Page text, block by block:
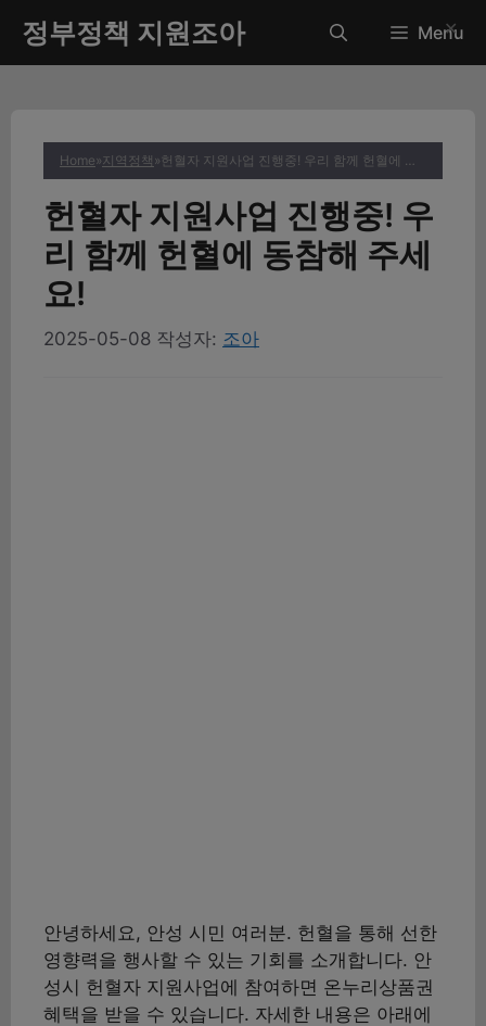
츠
정부정책 지원조아 Menu
Home»지역정책 » 헌혈자 지원사업 진행중! 우리 함께 헌혈에 동참해 주세요!
헌혈자 지원사업 진행중! 우
리 함께 헌혈에 동참해 주세
요!
2025-05-08 작성자: 조아
안녕하세요, 안성 시민 여러분. 헌혈을 통해 선한
영향력을 행사할 수 있는 기회를 소개합니다. 안
성시 헌혈자 지원사업에 참여하면 온누리상품권
혜택을 받을 수 있습니다. 자세한 내용은 아래에
✕